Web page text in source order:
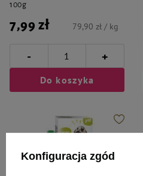
100g
7,99 zł 79,90 zł / kg
- +
Do koszyka
Konfiguracja zgód